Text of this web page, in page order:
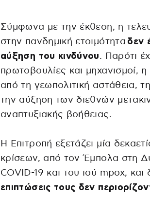
Σύμφωνα με την έκθεση, η
στην πανδημική ετοιμότητα δεν
αύξηση του κινδύνου. Παρότι
πρωτοβουλίες και μηχανισμοί,
από τη γεωπολιτική αστάθεια,
την αύξηση των διεθνών
αναπτυξιακής βοήθειας.
H Eπιτροπή εξετάζει μία
κρίσεων, από τον Έμπολα στη
COVID-19 και του ιού mpox, και
επιπτώσεις τους δεν